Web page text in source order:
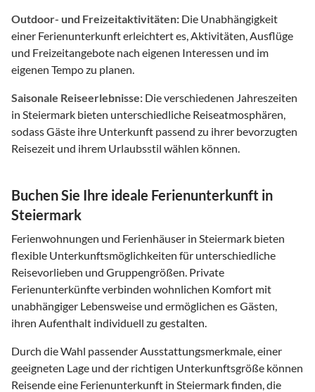
Outdoor- und Freizeitaktivitäten: Die Unabhängigkeit
einer Ferienunterkunft erleichtert es, Aktivitäten, Ausflüge
und Freizeitangebote nach eigenen Interessen und im
eigenen Tempo zu planen.
Saisonale Reiseerlebnisse: Die verschiedenen Jahreszeiten
in Steiermark bieten unterschiedliche Reiseatmosphären,
sodass Gäste ihre Unterkunft passend zu ihrer bevorzugten
Reisezeit und ihrem Urlaubsstil wählen können.
Buchen Sie Ihre ideale Ferienunterkunft in
Steiermark
Ferienwohnungen und Ferienhäuser in Steiermark bieten
flexible Unterkunftsmöglichkeiten für unterschiedliche
Reisevorlieben und Gruppengrößen. Private
Ferienunterkünfte verbinden wohnlichen Komfort mit
unabhängiger Lebensweise und ermöglichen es Gästen,
ihren Aufenthalt individuell zu gestalten.
Durch die Wahl passender Ausstattungsmerkmale, einer
geeigneten Lage und der richtigen Unterkunftsgröße können
Reisende eine Ferienunterkunft in Steiermark finden, die